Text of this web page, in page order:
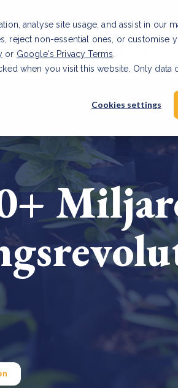
analyse site usage, and assist in our
reject non-essential ones, or customise
or Google's Privacy Terms
when you visit this website. Only
Cookies settings
Diensten & Producten
voor
Drie stappen die
wat verandert er
Wat is een
uw positie als leverancier: wat